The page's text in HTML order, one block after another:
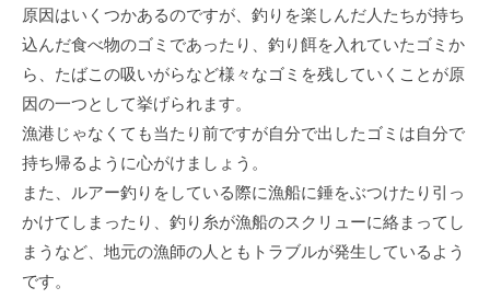
原因はいくつかあるのですが、釣りを楽しんだ⼈たちが持ち
込んだ⾷べ物のゴミであったり、釣り餌を⼊れていたゴミか
ら、たばこの吸いがらなど様々なゴミを残していくことが原
因の⼀つとして挙げられます。
漁港じゃなくても当たり前ですが⾃分で出したゴミは⾃分で
持ち帰るように⼼がけましょう。
また、ルアー釣りをしている際に漁船に錘をぶつけたり引っ
かけてしまったり、釣り⽷が漁船のスクリューに絡まってし
まうなど、地元の漁師の⼈ともトラブルが発⽣しているよう
です。